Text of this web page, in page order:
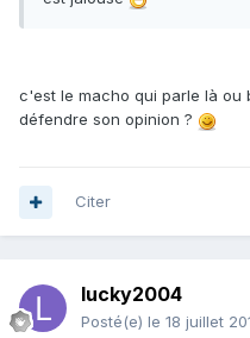
c'est le macho qui parle là ou
défendre son opinion ?
Citer
lucky2004
Posté(e) le 18 juillet